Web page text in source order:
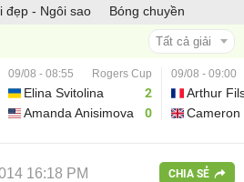
đẹp - Ngôi sao Bóng chuyền
Tất cả giải
09/08 - 08:55 Rogers Cup
Elina Svitolina
2
Amanda Anisimova
0
09/08 - 09:00
Arthur
Cameron
16:18 PM CHIA SẺ